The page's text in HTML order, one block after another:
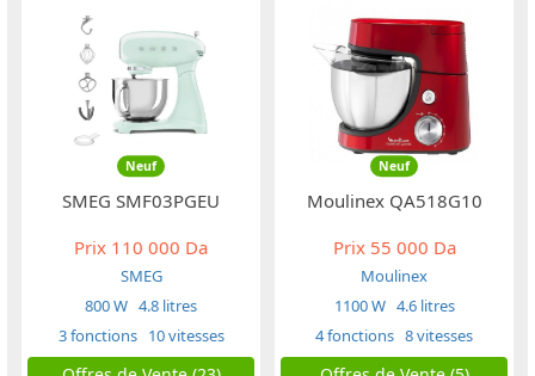
Neuf
SMEG SMF03PGEU
Prix 110 000 Da
SMEG
800 W 4.8 litres
3 fonctions 10 vitesses
Neuf
Moulinex QA518G10
Prix55 000 Da
Moulinex
1100 W 4.6 litres
4 fonctions 8 vitesses